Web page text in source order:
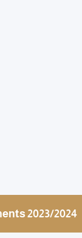
2023/2024